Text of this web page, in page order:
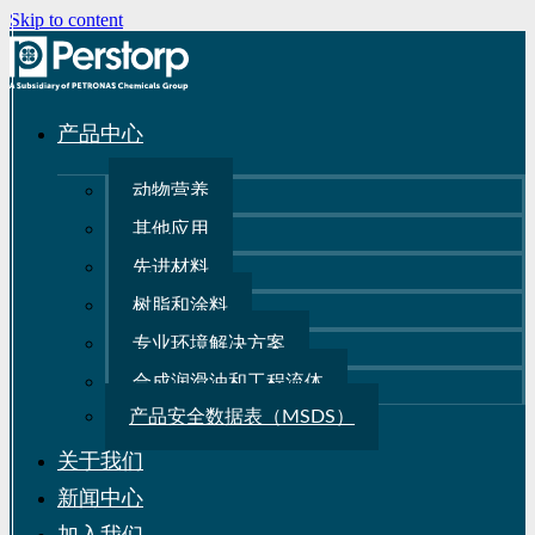
Skip to content
产品中心
动物营养
其他应用
先进材料
树脂和涂料
专业环境解决方案
合成润滑油和工程流体
产品安全数据表（MSDS）
关于我们
新闻中心